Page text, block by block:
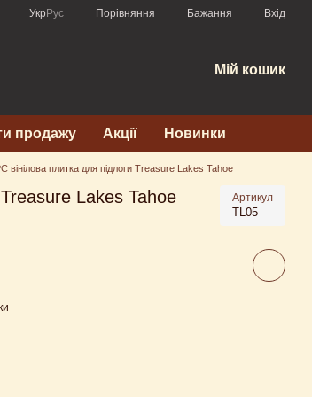
УкрРус Порівняння Бажання Вхід
Мій кошик
продажу Акції Новинки
вінілова плитка для підлоги Treasure Lakes Tahoe
Treasure Lakes Tahoe Артикул
TL05